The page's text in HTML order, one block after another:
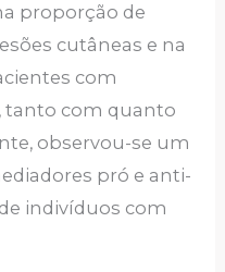
proporção de
cutâneas e na
com
tanto com quanto
observou-se um
pró e anti-
indivíduos com